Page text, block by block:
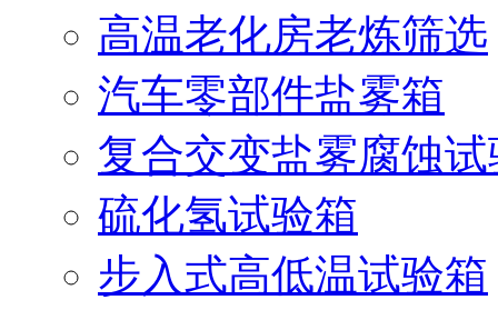
高温老化房老炼筛选
汽车零部件盐雾箱
复合交变盐雾腐蚀
硫化氢试验箱
步入式高低温试验箱